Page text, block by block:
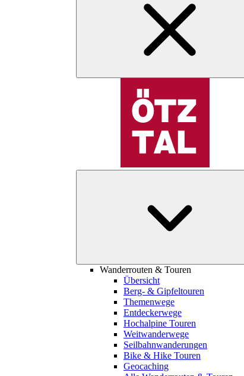
Wanderrouten & Touren
Übersicht
Berg- & Gipfeltouren
Themenwege
Entdeckerwege
Hochalpine Touren
Weitwanderwege
Seilbahnwanderungen
Bike & Hike Touren
Geocaching